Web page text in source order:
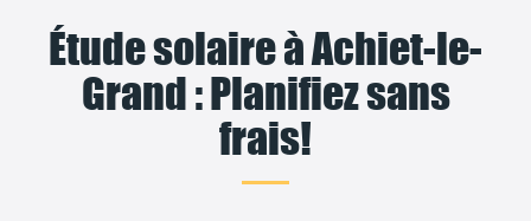
Étude solaire à Achiet-le-
Grand : Planifiez sans
frais!